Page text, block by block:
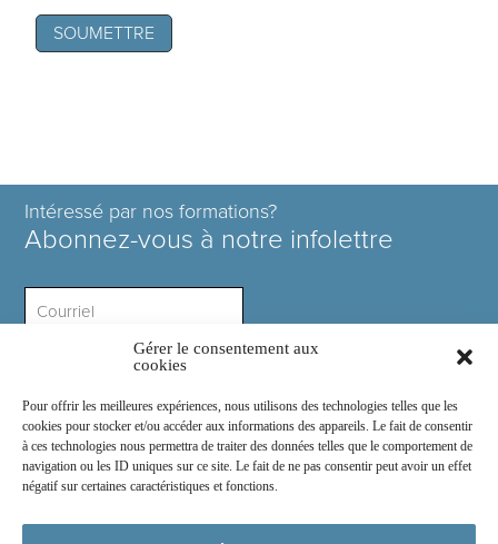
Gérer le consentement aux
cookies
Pour offrir les meilleures expériences, nous utilisons des technologies telles que les
cookies pour stocker et/ou accéder aux informations des appareils. Le fait de consentir
à ces technologies nous permettra de traiter des données telles que le comportement de
navigation ou les ID uniques sur ce site. Le fait de ne pas consentir peut avoir un effet
négatif sur certaines caractéristiques et fonctions.
Intéressé par nos formations?
Abonnez-vous à notre infolettre